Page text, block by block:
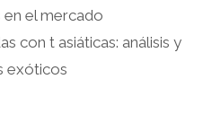
en el mercado
con t asiáticas: análisis y
exóticos